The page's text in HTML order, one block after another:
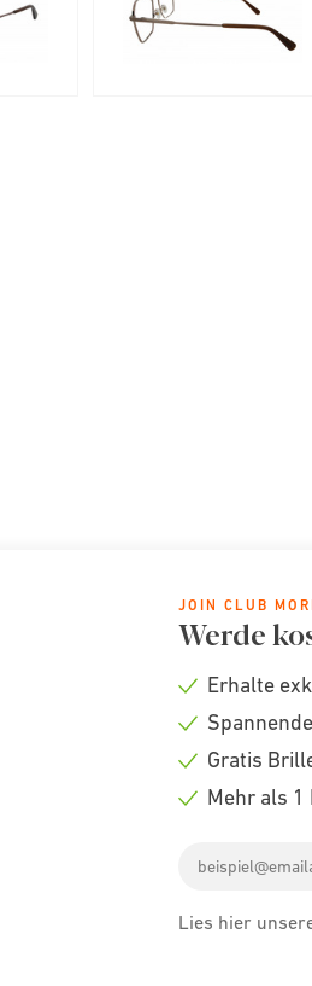
JOIN CLUB
Werde
Check
Erhalte
Check
Check
Gratis
Mehr als
address
Lies hier